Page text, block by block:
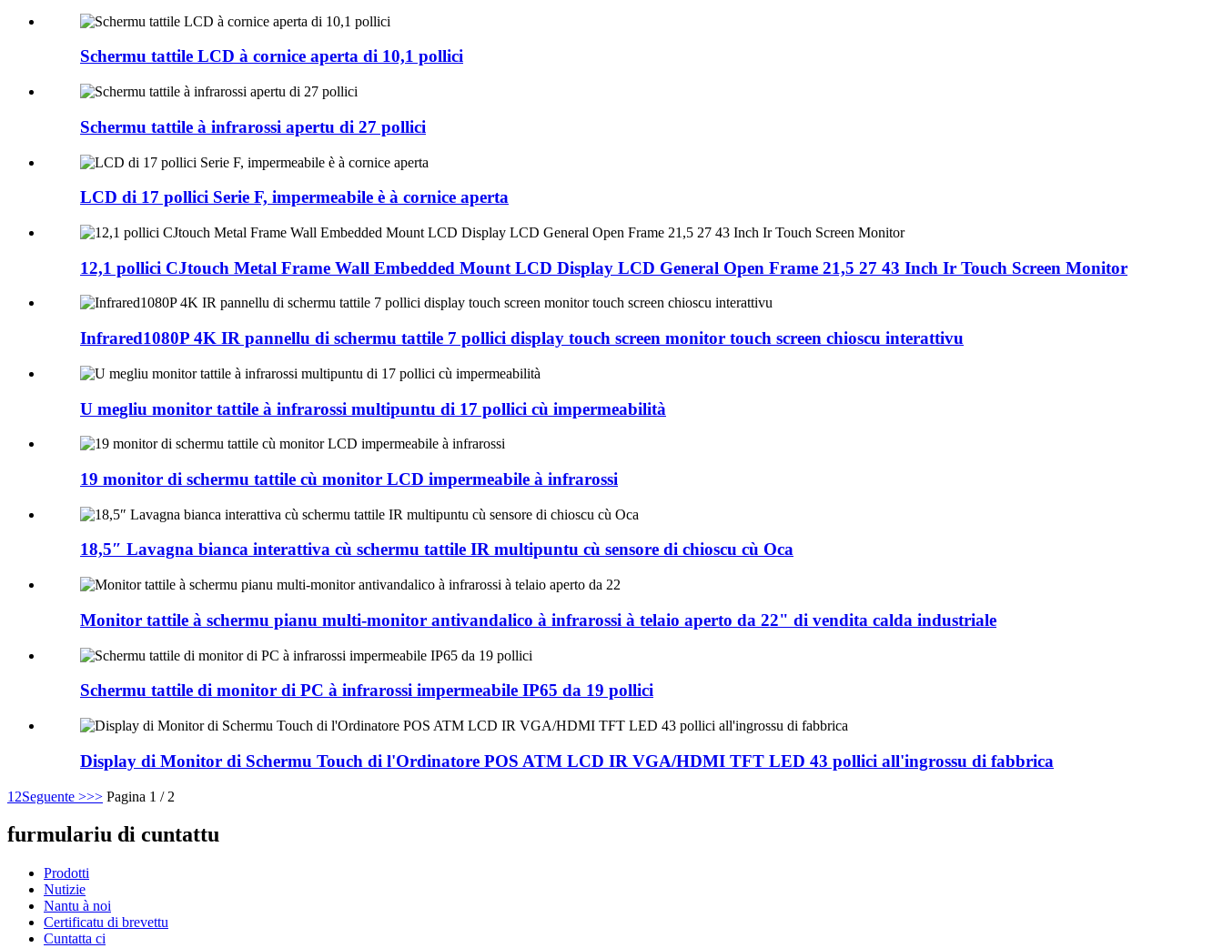
Schermu tattile LCD à cornice aperta di 10,1 pollici
Schermu tattile à infrarossi apertu di 27 pollici
LCD di 17 pollici Serie F, impermeabile è à cornice aperta
12,1 pollici CJtouch Metal Frame Wall Embedded Mount LCD Display LCD General Open Frame 21,5 27 43 Inch Ir Touch Screen Monitor
Infrared1080P 4K IR pannellu di schermu tattile 7 pollici display touch screen monitor touch screen chioscu interattivu
U megliu monitor tattile à infrarossi multipuntu di 17 pollici cù impermeabilità
19 monitor di schermu tattile cù monitor LCD impermeabile à infrarossi
18,5″ Lavagna bianca interattiva cù schermu tattile IR multipuntu cù sensore di chioscu cù Oca
Monitor tattile à schermu pianu multi-monitor antivandalico à infrarossi à telaio aperto da 22" di vendita calda industriale
Schermu tattile di monitor di PC à infrarossi impermeabile IP65 da 19 pollici
Display di Monitor di Schermu Touch di l'Ordinatore POS ATM LCD IR VGA/HDMI TFT LED 43 pollici all'ingrossu di fabbrica
1 2Seguente >>> Pagina 1 / 2
furmulariu di cuntattu
Prodotti
Nutizie
Nantu à noi
Certificatu di brevettu
Cuntatta ci